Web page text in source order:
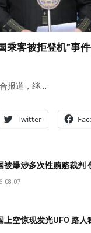
乘客被拒登机”事
报道，继…
Twitter
被爆涉多次性贿赂裁判
08-07
上空惊现发光UFO 路人